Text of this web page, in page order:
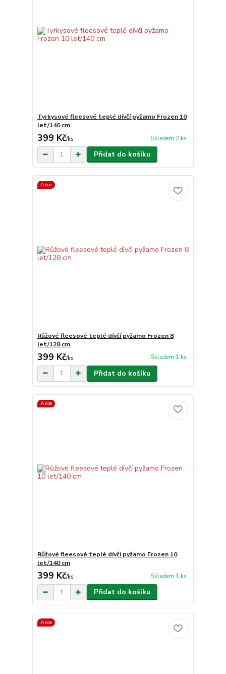
Tyrkysové fleesové teplé dívčí pyžamo Frozen 10
let/140 cm
399 Kč/ks Skladem 2 ks
Přidat do košíku
Akce
Růžové fleesové teplé dívčí pyžamo Frozen 8
let/128 cm
399 Kč/ks Skladem 1 ks
Přidat do košíku
Akce
Růžové fleesové teplé dívčí pyžamo Frozen 10
let/140 cm
399 Kč/ks Skladem 1 ks
Přidat do košíku
Akce